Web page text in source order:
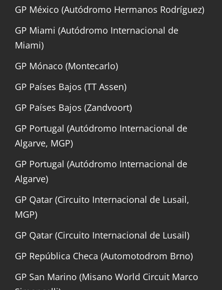
GP México (Autódromo Hermanos Rodríguez)
GP Miami (Autódromo Internacional de
Miami)
GP Mónaco (Montecarlo)
GP Países Bajos (TT Assen)
GP Países Bajos (Zandvoort)
GP Portugal (Autódromo Internacional de
Algarve, MGP)
GP Portugal (Autódromo Internacional de
Algarve)
GP Qatar (Circuito Internacional de Lusail,
MGP)
GP Qatar (Circuito Internacional de Lusail)
GP República Checa (Automotodrom Brno)
GP San Marino (Misano World Circuit Marco